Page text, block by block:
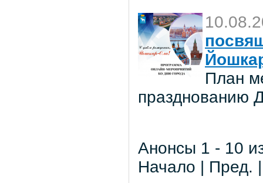
План
празднованию
Анонсы 1 - 10
Начало | Пред.